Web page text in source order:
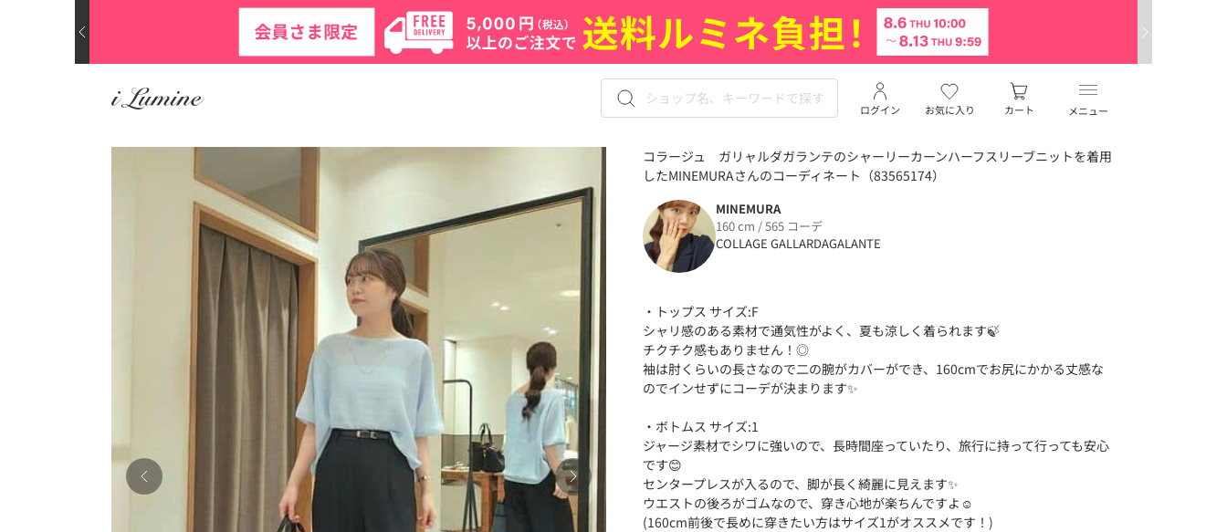
メニュー
お気に入り
ログイン カート
コラージュ ガリャルダガランテのシャーリーカーンハーフスリーブニットを着用
したMINEMURAさんのコーディネート（83565174）
MINEMURA
160 cm / 565 コーデ
COLLAGE GALLARDAGALANTE
・トップス サイズ:F
シャリ感のある素材で通気性がよく、夏も涼しく着られます🍃
チクチク感もありません！◎
袖は肘くらいの長さなので二の腕がカバーができ、160cmでお尻にかかる丈感な
のでインせずにコーデが決まります✨️
・ボトムス サイズ:1
ジャージ素材でシワに強いので、長時間座っていたり、旅行に持って行っても安心
です😊
センタープレスが入るので、脚が長く綺麗に見えます✨
ウエストの後ろがゴムなので、穿き心地が楽ちんですよ☺️
(160cm前後で長めに穿きたい方はサイズ1がオススメです！)